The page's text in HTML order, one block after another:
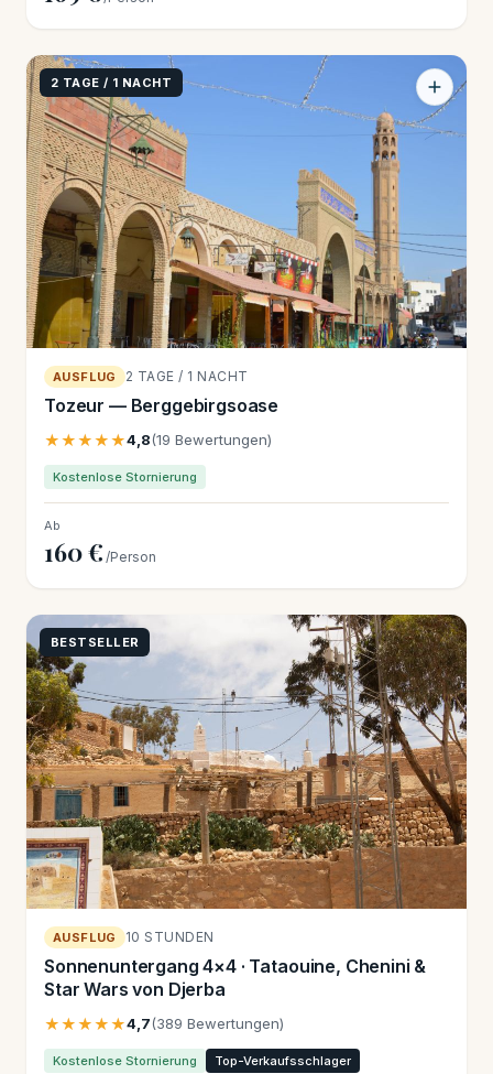
2 TAGE / 1 NACHT
AUSFLUG 2 TAGE / 1 NACHT
Tozeur — Berggebirgsoase
★★★★★4,8(19 Bewertungen)
Kostenlose Stornierung
Ab
160 € /Person
BESTSELLER
AUSFLUG 10 STUNDEN
Sonnenuntergang 4×4 · Tataouine, Chenini &
Star Wars von Djerba
★★★★★4,7(389 Bewertungen)
Kostenlose Stornierung Top-Verkaufsschlager